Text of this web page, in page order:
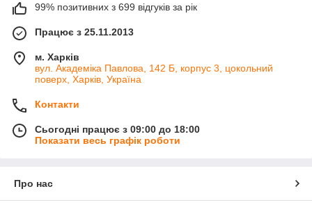
99% позитивних з 699 відгуків за рік
Працює з 25.11.2013
м. Харків
вул. Академіка Павлова, 142 Б, корпус 3, цокольний
поверх, Харків, Україна
Контакти
Сьогодні працює з 09:00 до 18:00
Показати весь графік роботи
Про нас